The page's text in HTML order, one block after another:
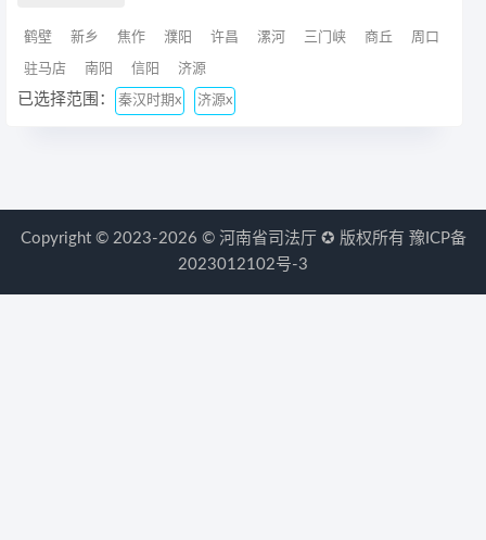
鹤壁 新乡 焦作 濮阳 许昌 漯河 三门峡 商丘 周口
驻马店 南阳 信阳 济源
已选择范围： 秦汉时期x 济源x
Copyright © 2023-2026 © 河南省司法厅 ✪ 版权所有 豫ICP备
2023012102号-3